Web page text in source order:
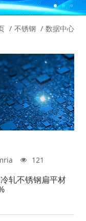
数据中心
不锈钢
121
轧不锈钢扁平材